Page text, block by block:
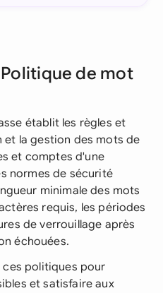
de mot
établit les règles et
la gestion des mots de
et comptes d'une
normes de sécurité
minimale des mots
requis, les périodes
de verrouillage après
échouées.
politiques pour
et satisfaire aux